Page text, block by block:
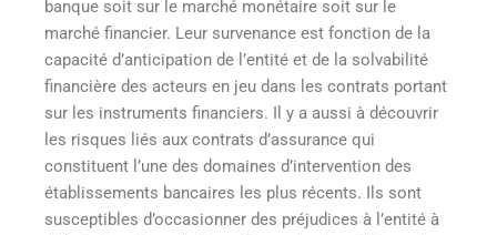
banque soit sur le marché monétaire soit sur le
marché financier. Leur survenance est fonction de la
capacité d’anticipation de l’entité et de la solvabilité
financière des acteurs en jeu dans les contrats portant
sur les instruments financiers. Il y a aussi à découvrir
les risques liés aux contrats d’assurance qui
constituent l’une des domaines d’intervention des
établissements bancaires les plus récents. Ils sont
susceptibles d’occasionner des préjudices à l’entité à